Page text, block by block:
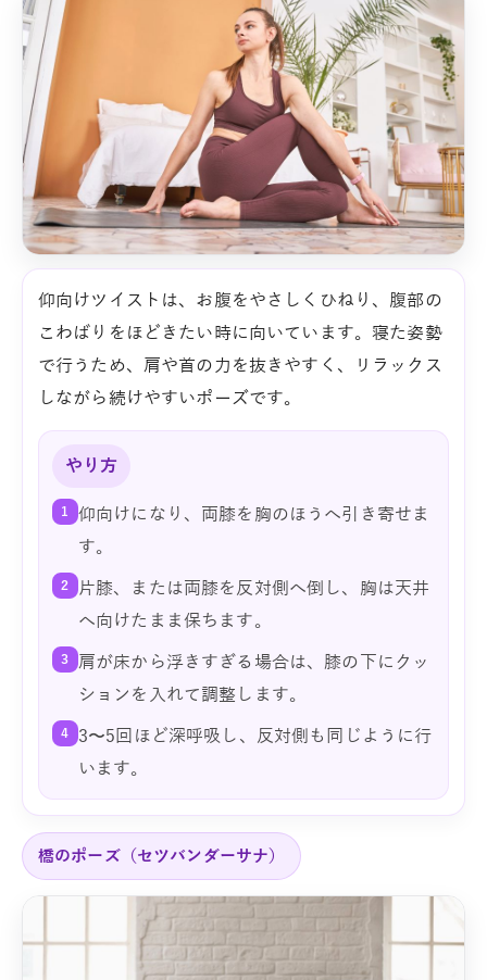
仰向けツイストは、お腹をやさしくひねり、腹部の
こわばりをほどきたい時に向いています。寝た姿勢
で行うため、肩や首の力を抜きやすく、リラックス
しながら続けやすいポーズです。
やり方
1
仰向けになり、両膝を胸のほうへ引き寄せま
す。
2
片膝、または両膝を反対側へ倒し、胸は天井
へ向けたまま保ちます。
3
肩が床から浮きすぎる場合は、膝の下にクッ
ションを入れて調整します。
4
3〜5回ほど深呼吸し、反対側も同じように行
います。
橋のポーズ（セツバンダーサナ）